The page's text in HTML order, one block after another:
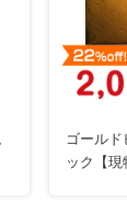
ゴール
ック【現